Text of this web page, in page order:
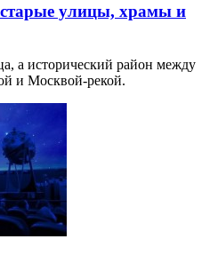
улицы, храмы и
а исторический район между
и Москвой-рекой.